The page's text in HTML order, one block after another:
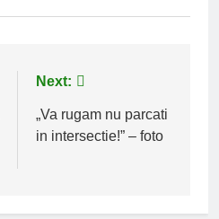
Next:
„Va rugam nu parcati
in intersectie!” – foto